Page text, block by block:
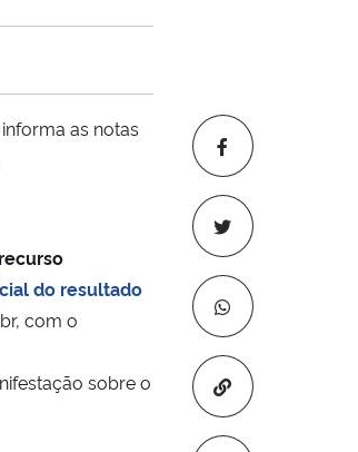
Copiar para
as notas
do resultado
com o
sobre o